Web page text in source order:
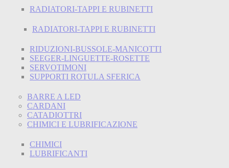
RADIATORI-TAPPI E RUBINETTI
RADIATORI-TAPPI E RUBINETTI
RIDUZIONI-BUSSOLE-MANICOTTI
SEEGER-LINGUETTE-ROSETTE
SERVOTIMONI
SUPPORTI ROTULA SFERICA
BARRE A LED
CARDANI
CATADIOTTRI
CHIMICI E LUBRIFICAZIONE
CHIMICI
LUBRIFICANTI